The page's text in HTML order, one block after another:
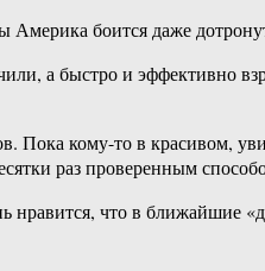
Америка боится даже
а быстро и эффективно
Пока кому-то в
раз проверенным
что в ближайшие